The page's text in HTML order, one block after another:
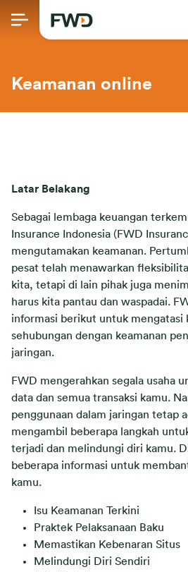
Keamanan online
Latar Belakang
Sebagai lembaga keuangan
Insurance Indonesia (FWD
mengutamakan keamanan.
pesat telah menawarkan
kita, tetapi di lain pihak juga
harus kita pantau dan waspadai.
informasi berikut untuk mengatasi
sehubungan dengan keamanan
jaringan.
FWD mengerahkan segala usaha
data dan semua transaksi kamu.
penggunaan dalam jaringan tetap
mengambil beberapa langkah
terjadi dan melindungi diri kamu.
beberapa informasi untuk
kamu.
Isu Keamanan Terkini
Praktek Pelaksanaan Baku
Memastikan Kebenaran Situs
Melindungi Diri Sendiri